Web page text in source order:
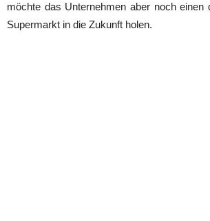
möchte das Unternehmen aber noch einen
Supermarkt in die Zukunft holen.